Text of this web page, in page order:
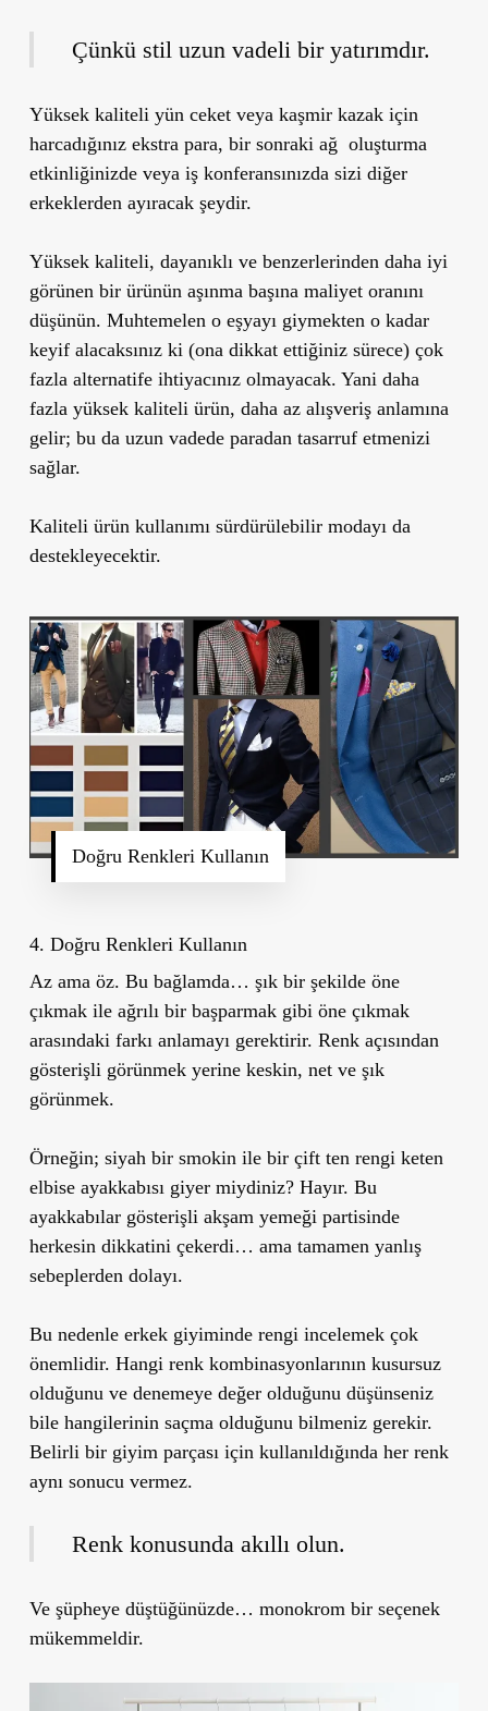
Çünkü stil uzun vadeli bir yatırımdır.
Yüksek kaliteli yün ceket veya kaşmir kazak için
harcadığınız ekstra para, bir sonraki ağ oluşturma
etkinliğinizde veya iş konferansınızda sizi diğer
erkeklerden ayıracak şeydir.
Yüksek kaliteli, dayanıklı ve benzerlerinden daha iyi
görünen bir ürünün aşınma başına maliyet oranını
düşünün. Muhtemelen o eşyayı giymekten o kadar
keyif alacaksınız ki (ona dikkat ettiğiniz sürece) çok
fazla alternatife ihtiyacınız olmayacak. Yani daha
fazla yüksek kaliteli ürün, daha az alışveriş anlamına
gelir; bu da uzun vadede paradan tasarruf etmenizi
sağlar.
Kaliteli ürün kullanımı sürdürülebilir modayı da
destekleyecektir.
Doğru Renkleri Kullanın
4. Doğru Renkleri Kullanın
Az ama öz. Bu bağlamda… şık bir şekilde öne
çıkmak ile ağrılı bir başparmak gibi öne çıkmak
arasındaki farkı anlamayı gerektirir. Renk açısından
gösterişli görünmek yerine keskin, net ve şık
görünmek.
Örneğin; siyah bir smokin ile bir çift ten rengi keten
elbise ayakkabısı giyer miydiniz? Hayır. Bu
ayakkabılar gösterişli akşam yemeği partisinde
herkesin dikkatini çekerdi… ama tamamen yanlış
sebeplerden dolayı.
Bu nedenle erkek giyiminde rengi incelemek çok
önemlidir. Hangi renk kombinasyonlarının kusursuz
olduğunu ve denemeye değer olduğunu düşünseniz
bile hangilerinin saçma olduğunu bilmeniz gerekir.
Belirli bir giyim parçası için kullanıldığında her renk
aynı sonucu vermez.
Renk konusunda akıllı olun.
Ve şüpheye düştüğünüzde… monokrom bir seçenek
mükemmeldir.